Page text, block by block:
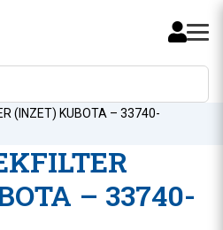
Mijn
(INZET) KUBOTA – 33740-
– 33740-